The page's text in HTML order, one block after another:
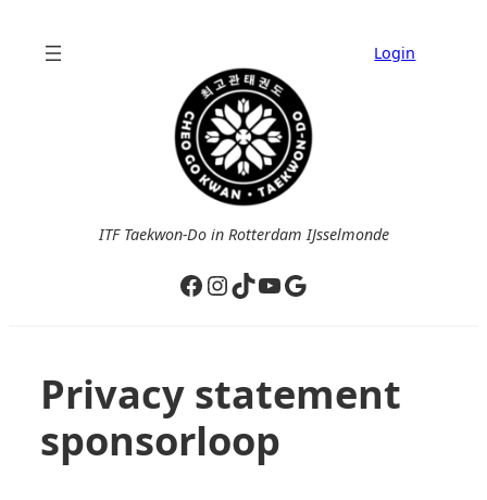
Login
ITF Taekwon-Do in Rotterdam IJsselmonde
Facebook
Instagram
TikTok
YouTube
Google
Privacy statement
sponsorloop